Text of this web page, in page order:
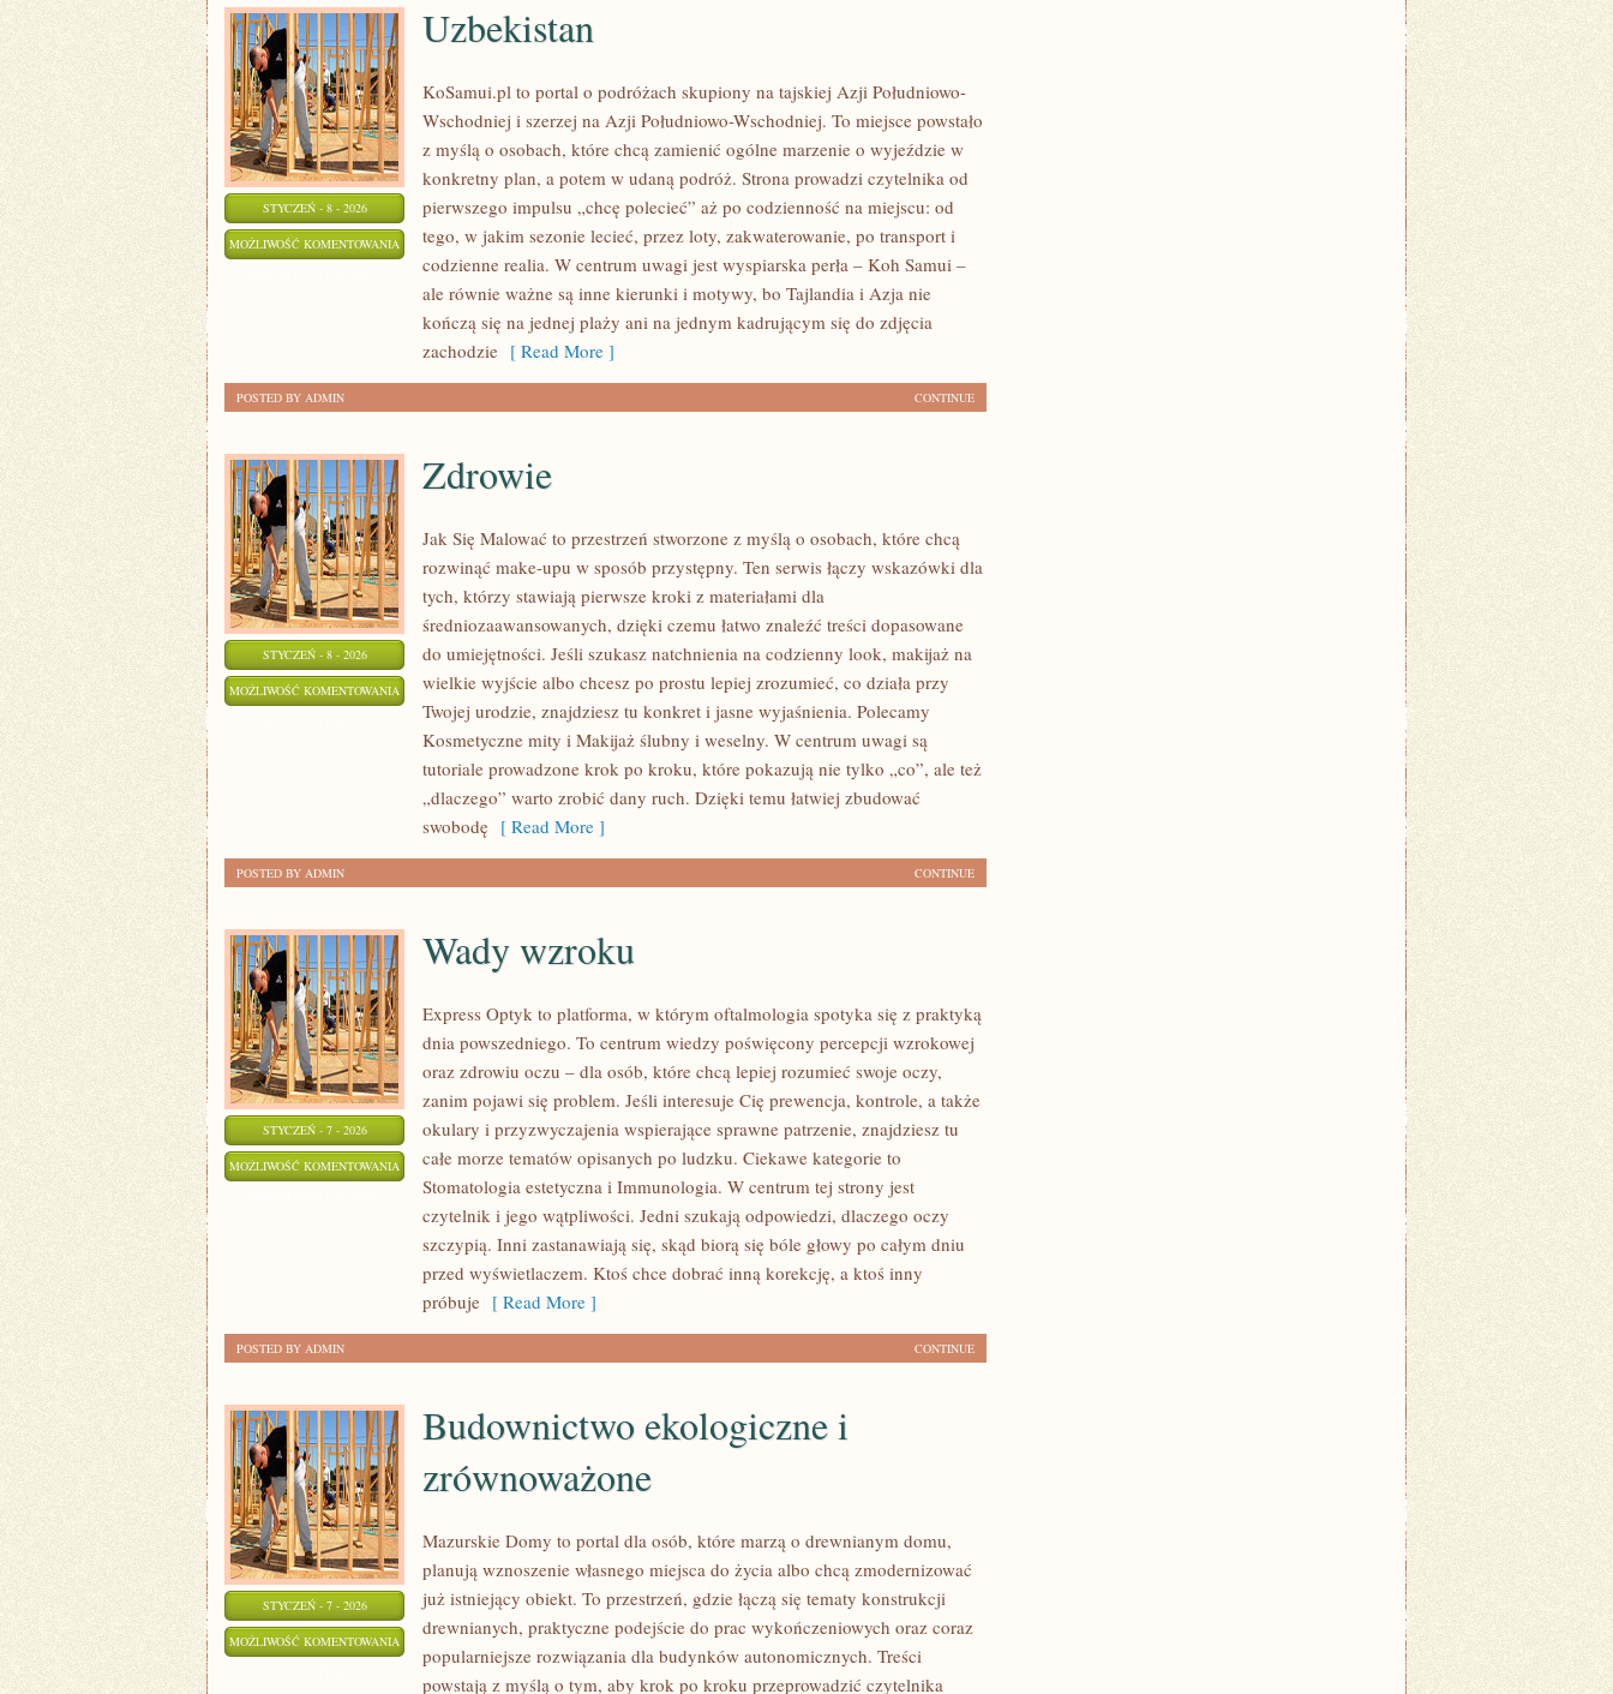
STYCZEŃ - 8 - 2026
MOŻLIWOŚĆ KOMENTOWANIA UZBEKISTAN
Uzbekistan
KoSamui.pl to portal o podróżach skupiony na tajskiej Azji Południowo-
Wschodniej i szerzej na Azji Południowo-Wschodniej. To miejsce powstało
z myślą o osobach, które chcą zamienić ogólne marzenie o wyjeździe w
konkretny plan, a potem w udaną podróż. Strona prowadzi czytelnika od
pierwszego impulsu „chcę polecieć” aż po codzienność na miejscu: od
tego, w jakim sezonie lecieć, przez loty, zakwaterowanie, po transport i
codzienne realia. W centrum uwagi jest wyspiarska perła – Koh Samui –
ale równie ważne są inne kierunki i motywy, bo Tajlandia i Azja nie
kończą się na jednej plaży ani na jednym kadrującym się do zdjęcia
zachodzie [ Read More ]
CONTINUE
POSTED BY ADMIN
STYCZEŃ - 8 - 2026
MOŻLIWOŚĆ KOMENTOWANIA ZDROWIE
Zdrowie
Jak Się Malować to przestrzeń stworzone z myślą o osobach, które chcą
rozwinąć make-upu w sposób przystępny. Ten serwis łączy wskazówki dla
tych, którzy stawiają pierwsze kroki z materiałami dla
średniozaawansowanych, dzięki czemu łatwo znaleźć treści dopasowane
do umiejętności. Jeśli szukasz natchnienia na codzienny look, makijaż na
wielkie wyjście albo chcesz po prostu lepiej zrozumieć, co działa przy
Twojej urodzie, znajdziesz tu konkret i jasne wyjaśnienia. Polecamy
Kosmetyczne mity i Makijaż ślubny i weselny. W centrum uwagi są
tutoriale prowadzone krok po kroku, które pokazują nie tylko „co”, ale też
„dlaczego” warto zrobić dany ruch. Dzięki temu łatwiej zbudować
swobodę [ Read More ]
CONTINUE
POSTED BY ADMIN
STYCZEŃ - 7 - 2026
MOŻLIWOŚĆ KOMENTOWANIA WADY
WZROKU
Wady wzroku
Express Optyk to platforma, w którym oftalmologia spotyka się z praktyką
dnia powszedniego. To centrum wiedzy poświęcony percepcji wzrokowej
oraz zdrowiu oczu – dla osób, które chcą lepiej rozumieć swoje oczy,
zanim pojawi się problem. Jeśli interesuje Cię prewencja, kontrole, a także
okulary i przyzwyczajenia wspierające sprawne patrzenie, znajdziesz tu
całe morze tematów opisanych po ludzku. Ciekawe kategorie to
Stomatologia estetyczna i Immunologia. W centrum tej strony jest
czytelnik i jego wątpliwości. Jedni szukają odpowiedzi, dlaczego oczy
szczypią. Inni zastanawiają się, skąd biorą się bóle głowy po całym dniu
przed wyświetlaczem. Ktoś chce dobrać inną korekcję, a ktoś inny
próbuje [ Read More ]
CONTINUE
POSTED BY ADMIN
STYCZEŃ - 7 - 2026
MOŻLIWOŚĆ KOMENTOWANIA
EKOLOGICZNE
Budownictwo ekologiczne i
zrównoważone
Mazurskie Domy to portal dla osób, które marzą o drewnianym domu,
planują wznoszenie własnego miejsca do życia albo chcą zmodernizować
już istniejący obiekt. To przestrzeń, gdzie łączą się tematy konstrukcji
drewnianych, praktyczne podejście do prac wykończeniowych oraz coraz
popularniejsze rozwiązania dla budynków autonomicznych. Treści
powstają z myślą o tym, aby krok po kroku przeprowadzić czytelnika